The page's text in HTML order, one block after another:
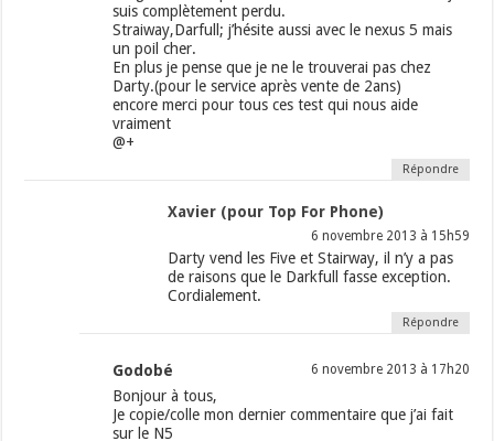
suis complètement perdu.
Straiway,Darfull; j’hésite aussi avec le nexus 5 mais
un poil cher.
En plus je pense que je ne le trouverai pas chez
Darty.(pour le service après vente de 2ans)
encore merci pour tous ces test qui nous aide
vraiment
@+
Répondre
Xavier (pour Top For Phone)
6 novembre 2013 à 15h59
Darty vend les Five et Stairway, il n’y a pas
de raisons que le Darkfull fasse exception.
Cordialement.
Répondre
Godobé 6 novembre 2013 à 17h20
Bonjour à tous,
Je copie/colle mon dernier commentaire que j’ai fait
sur le N5